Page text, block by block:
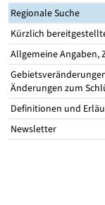
Regionale Suche
Kürzlich
Allgemeine Angaben,
Änderungen zum
Definitionen und
Newsletter